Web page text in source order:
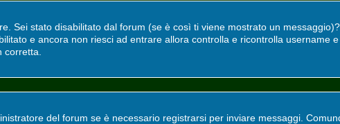
Sei stato disabilitato dal forum (se è così ti viene mostrato un
e ancora non riesci ad entrare allora controlla e ricontrolla username
del forum se è necessario registrarsi per inviare messaggi.